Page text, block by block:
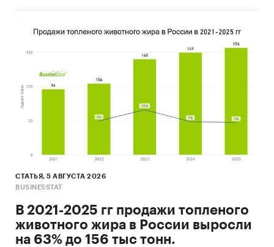
СТАТЬЯ, 5 АВГУСТА 2026
BUSINESSTAT
В 2021-2025 гг продажи топленого
животного жира в России выросли
на 63% до 156 тыс тонн.